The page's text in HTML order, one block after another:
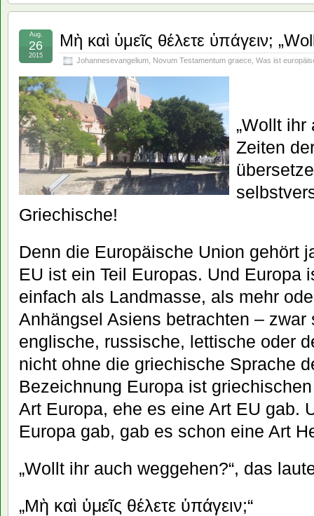
Μὴ καὶ ὑμεῖς θέλετε ὑπάγειν;
Johannesevangelium Novum Testamentum graece Was ist
Aug.
26
2015
„Wollt ihr
Zeiten
Griechische!
Denn die Europäische Union gehört
EU ist ein Teil Europas. Und Europa
einfach als Landmasse, als mehr
Anhängsel Asiens betrachten – zwar
englische, russische, lettische oder
nicht ohne die griechische Sprache
Bezeichnung Europa ist
Art Europa, ehe es eine Art EU gab.
Europa gab, gab es schon eine Art
„Wollt ihr auch weggehen?“, das
„Μὴ καὶ ὑμεῖς θέλετε ὑπάγειν;“